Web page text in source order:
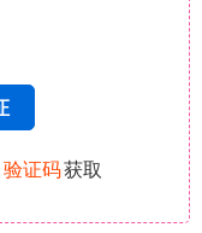
验证码获取